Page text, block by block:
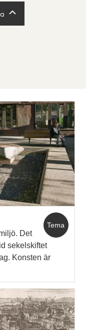
Tema
Det
sekelskiftet
Konsten är